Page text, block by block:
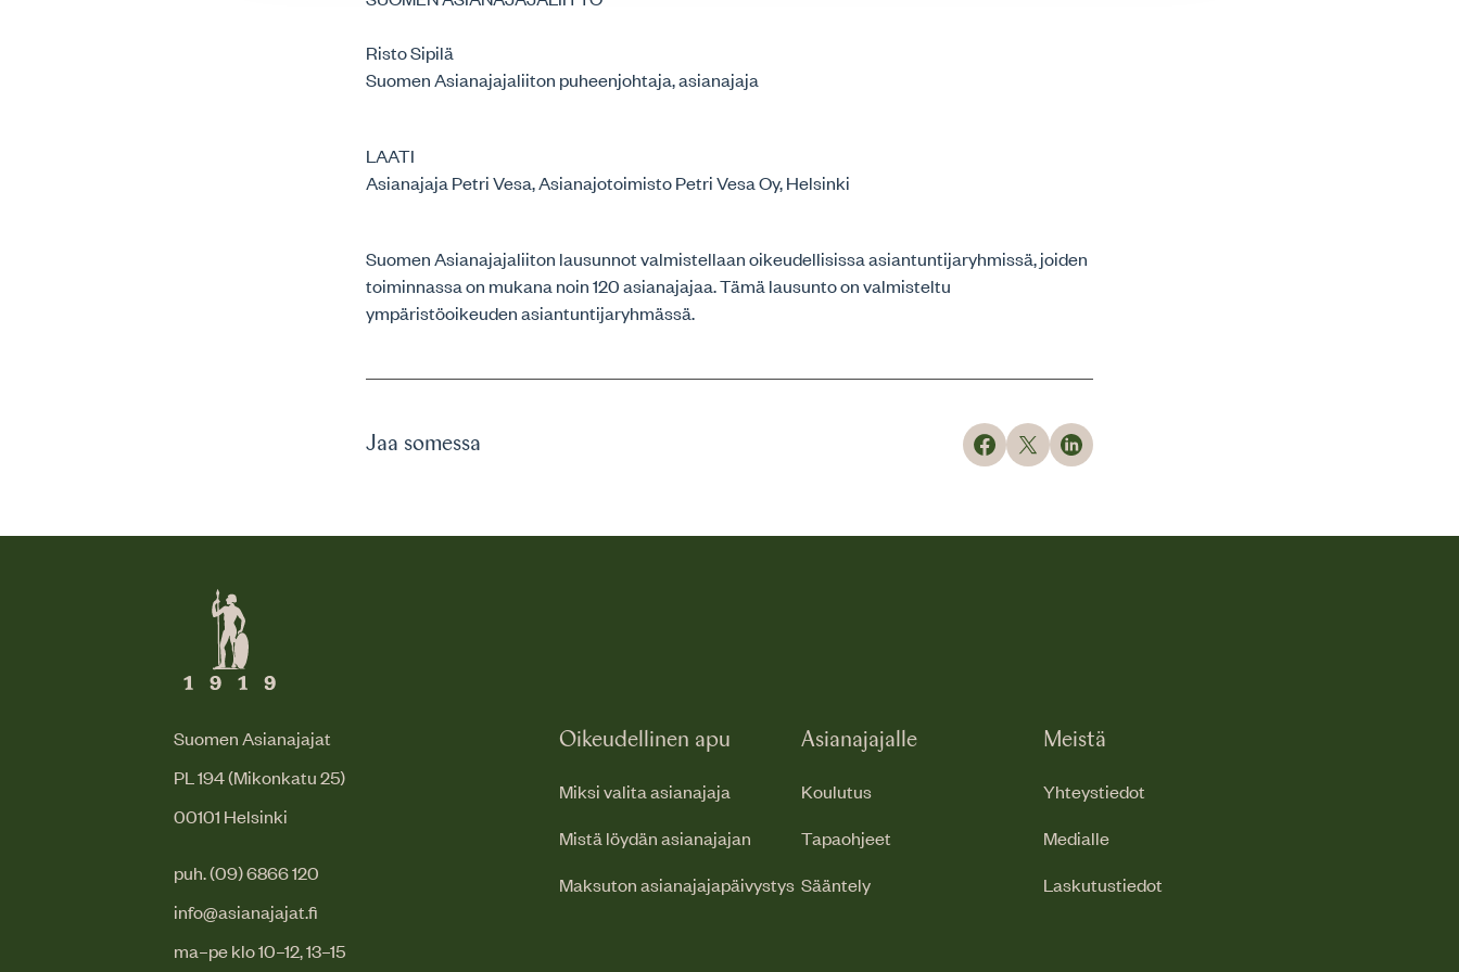
Risto Sipilä
Suomen Asianajajaliiton puheenjohtaja, asianajaja
LAATI
Asianajaja Petri Vesa, Asianajotoimisto Petri Vesa Oy, Helsinki
Suomen Asianajajaliiton lausunnot valmistellaan oikeudellisissa asiantuntijaryhmissä, joiden
toiminnassa on mukana noin 120 asianajajaa. Tämä lausunto on valmisteltu
ympäristöoikeuden asiantuntijaryhmässä.
Jaa somessa
Suomen Asianajajat
PL 194 (Mikonkatu 25)
00101 Helsinki
puh. (09) 6866 120
info@asianajajat.fi
ma–pe klo 10–12, 13–15
Oikeudellinen apu
Miksi valita asianajaja
Mistä löydän asianajajan
Maksuton asianajajapäivystys
Asianajajalle
Koulutus
Tapaohjeet
Sääntely
Meistä
Yhteystiedot
Medialle
Laskutustiedot